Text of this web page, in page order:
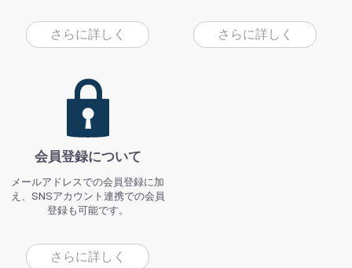
さらに詳しく さらに詳しく
会員登録について
メールアドレスでの会員登録に加
え、SNSアカウント連携での会員
登録も可能です。
さらに詳しく